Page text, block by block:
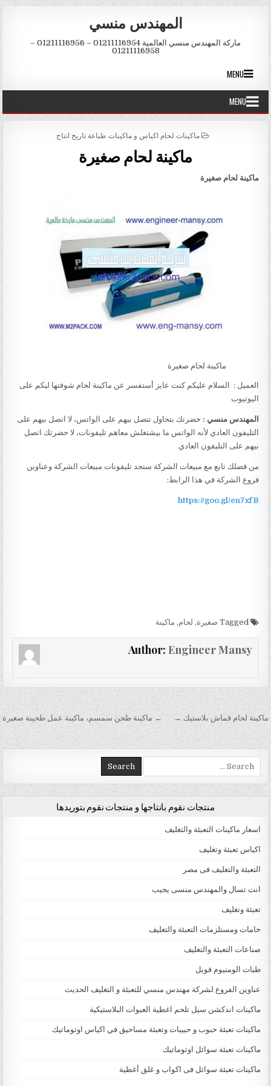
Skip to content
المهندس منسي
ماركة المهندس منسي العالمية 01211116954 – 01211116956 –
01211116958
MENU
MENU
POSTED IN
ماكينات لحام اكياس و ماكينات طباعة تاريخ انتاج
ماكينة لحام صغيرة
ماكينة لحام صغيرة
ماكينة لحام صغيرة
العميل : السلام عليكم كنت عايز أستفسر عن ماكينة لحام شوفتها ليكم على
اليوتيوب
المهندس منسي : حضرتك بتحاول تتصل بيهم على الواتس، لا اتصل بيهم على
التليفون العادي لأنه الواتس ما بيشتغلش معاهم تليفونات، لا حضرتك اتصل
بيهم على التليفون العادي
من فضلك تابع مع مبيعات الشركة ستجد تليفونات مبيعات الشركة وعناوين
فروع الشركة في هذا الرابط:
https://goo.gl/en7xfB
Tagged صغيرة, لحام, ماكينة
Author: Engineer Mansy
تصفّح المقالات ← ماكينة طحن سمسم، ماكينة عمل طحينة صغيرة ماكينة لحام قماش بلاستيك →
Search for:
منتجات نقوم بانتاجها و منتجات نقوم بتوريدها
اسعار ماكينات التعبئة والتغليف
اكياس تعبئة وتغليف
التعبئة والتغليف فى مصر
انت تسال والمهندس منسى يجيب
تعبئة وتغليف
خامات ومستلزمات التعبئة والتغليف
صناعات التعبئة والتغليف
طبات الومنيوم فويل
عناوين الفروع لشركة مهندس منسي للتعبئة و التغليف الحديث
ماكينات اندكشن سيل تلحم اغطية العبوات البلاستيكية
ماكينات تعبئة حبوب و حبيبات وتعبئة مساحيق في اكياس اوتوماتيك
ماكينات تعبئة سوائل اوتوماتيك
ماكينات تعبئة سوائل فى اكواب و غلق أغطية